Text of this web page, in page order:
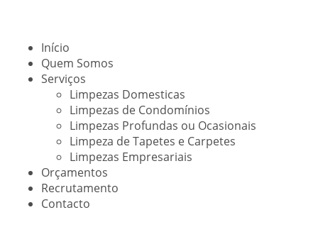
Início
Quem Somos
Serviços
Limpezas Domesticas
Limpezas de Condomínios
Limpezas Profundas ou Ocasionais
Limpeza de Tapetes e Carpetes
Limpezas Empresariais
Orçamentos
Recrutamento
Contacto